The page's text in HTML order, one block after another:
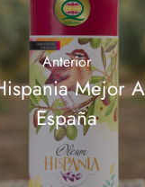
Anterior
Mejor
España